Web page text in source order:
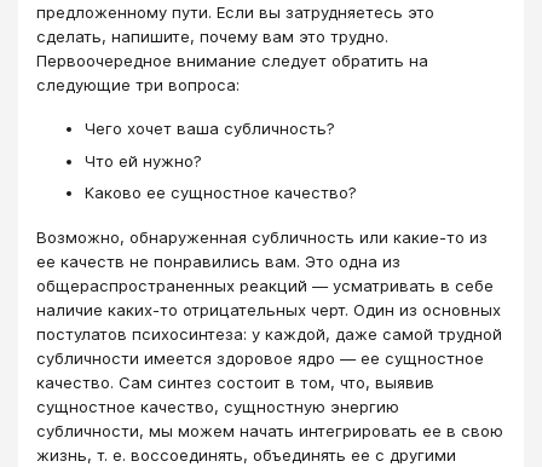
предложенному пути. Если вы затрудняетесь это
сделать, напишите, почему вам это трудно.
Первоочередное внимание следует обратить на
следующие три вопроса:
Чего хочет ваша субличность?
Что ей нужно?
Каково ее сущностное качество?
Возможно, обнаруженная субличность или какие-то из
ее качеств не понравились вам. Это одна из
общераспространенных реакций — усматривать в себе
наличие каких-то отрицательных черт. Один из основных
постулатов психосинтеза: у каждой, даже самой трудной
субличности имеется здоровое ядро — ее сущностное
качество. Сам синтез состоит в том, что, выявив
сущностное качество, сущностную энергию
субличности, мы можем начать интегрировать ее в свою
жизнь, т. е. воссоединять, объединять ее с другими